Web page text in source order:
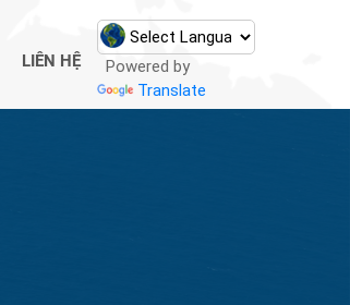
LIÊN HỆ
Powered by
Translate